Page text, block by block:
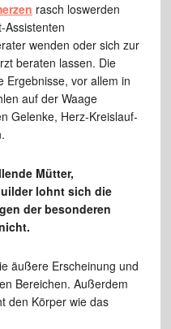
rasch loswerden
Assistenten
wenden oder sich zur
beraten lassen. Die
Ergebnisse, vor allem in
auf der Waage
Gelenke, Herz-Kreislauf-
Mütter,
lohnt sich die
der besonderen
äußere Erscheinung und
Bereichen. Außerdem
den Körper wie das